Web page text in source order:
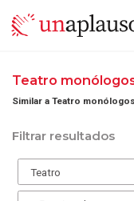
Teatro
Similar a Teatro
Filtrar resultados